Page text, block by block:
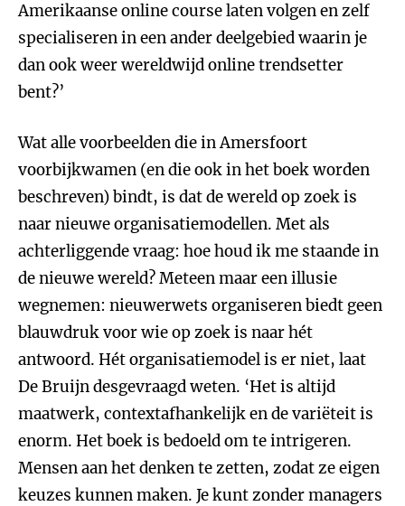
Amerikaanse online course laten volgen en zelf
specialiseren in een ander deelgebied waarin je
dan ook weer wereldwijd online trendsetter
bent?’
Wat alle voorbeelden die in Amersfoort
voorbijkwamen (en die ook in het boek worden
beschreven) bindt, is dat de wereld op zoek is
naar nieuwe organisatiemodellen. Met als
achterliggende vraag: hoe houd ik me staande in
de nieuwe wereld? Meteen maar een illusie
wegnemen: nieuwerwets organiseren biedt geen
blauwdruk voor wie op zoek is naar hét
antwoord. Hét organisatiemodel is er niet, laat
De Bruijn desgevraagd weten. ‘Het is altijd
maatwerk, contextafhankelijk en de variëteit is
enorm. Het boek is bedoeld om te intrigeren.
Mensen aan het denken te zetten, zodat ze eigen
keuzes kunnen maken. Je kunt zonder managers